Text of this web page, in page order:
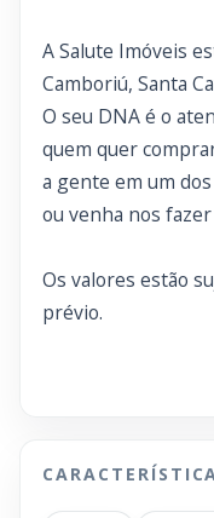
A Salute Imóveis
Camboriú, Santa
O seu DNA é o
quem quer
a gente em um
ou venha nos
Os valores estão
prévio.